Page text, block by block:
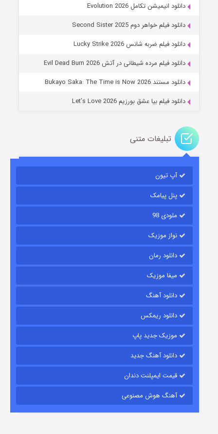
جادوگری در مغولستان
باب اسفنجی فصل ۱۷
قسمت۶ (زیرنویس) منتشر شد
قسمت۱۵ (دوبله) منتشر شد
دانلود انیمیشن تکامل Evolution 2026
دانلود فیلم خواهر دوم Second Sister 2025
دانلود فیلم ضربه شانس Lucky Strike 2026
دانلود فیلم مرده شیطانی در آتش Evil Dead Burn 2026
دانلود مستند Bukayo Saka: The Time is Now 2026
دانلود فیلم بیا عشق بورزیم Let’s Love 2026
تبلیغات متنی
آپ تیون
پنل پیامک
ملودی 98
نواز موزیک
دانلود رمان
میفا موزیک
دانلود آهنگ
دانلود ریمکس
موزیک جدید پاپ
دانلود آهنگ جدید
قیمت ایمپلنت دندان
آهنگ هوش مصنوعی